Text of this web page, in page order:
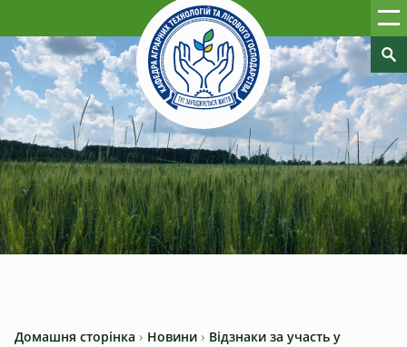
Домашня сторінка › Новини › Відзнаки за участь у